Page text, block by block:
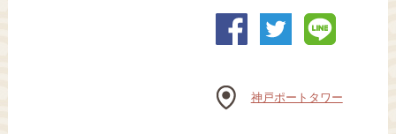
神戸ポートタワー